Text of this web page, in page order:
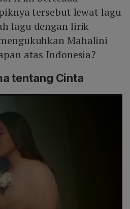
tersebut lewat lagu
lagu dengan lirik
Mahalini
atas Indonesia?
tentang Cinta